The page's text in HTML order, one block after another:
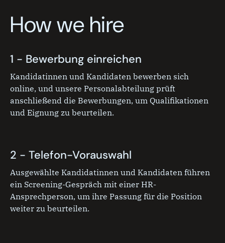
How we hire
1 - Bewerbung einreichen
Kandidatinnen und Kandidaten bewerben sich
online, und unsere Personalabteilung prüft
anschließend die Bewerbungen, um Qualifikationen
und Eignung zu beurteilen.
2 - Telefon-Vorauswahl
Ausgewählte Kandidatinnen und Kandidaten führen
ein Screening-Gespräch mit einer HR-
Ansprechperson, um ihre Passung für die Position
weiter zu beurteilen.